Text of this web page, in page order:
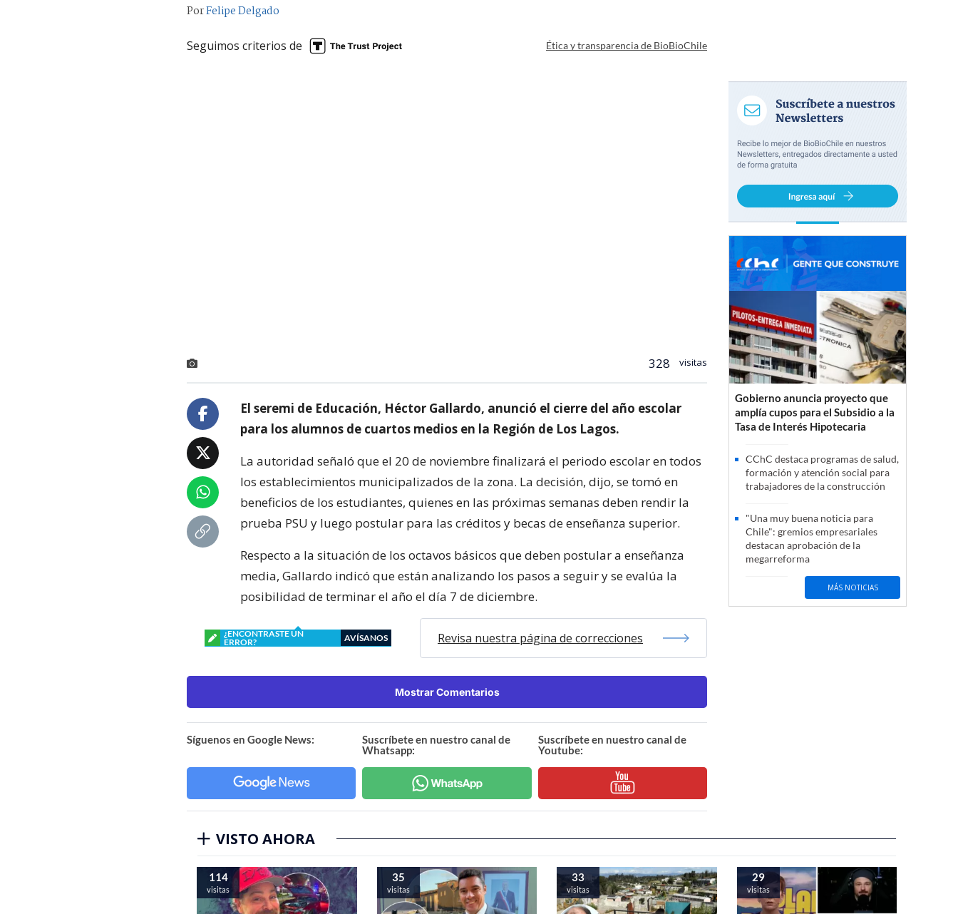
PorFelipe Delgado
Seguimos criterios de Ética y transparencia de BioBioChile
328 visitas
El seremi de Educación, Héctor Gallardo, anunció el cierre del año escolar
para los alumnos de cuartos medios en la Región de Los Lagos.
La autoridad señaló que el 20 de noviembre finalizará el periodo escolar en todos
los establecimientos municipalizados de la zona. La decisión, dijo, se tomó en
beneficios de los estudiantes, quienes en las próximas semanas deben rendir la
prueba PSU y luego postular para las créditos y becas de enseñanza superior.
Respecto a la situación de los octavos básicos que deben postular a enseñanza
media, Gallardo indicó que están analizando los pasos a seguir y se evalúa la
posibilidad de terminar el año el día 7 de diciembre.
¿ENCONTRASTE UN
ERROR?
AVÍSANOS Revisa nuestra página de correcciones
Mostrar Comentarios
Síguenos en Google News:
Suscríbete en nuestro canal de
Whatsapp:
Suscríbete en nuestro canal de
Youtube:
Gobierno anuncia proyecto que
amplía cupos para el Subsidio a la
Tasa de Interés Hipotecaria
CChC destaca programas de salud,
formación y atención social para
trabajadores de la construcción
"Una muy buena noticia para
Chile": gremios empresariales
destacan aprobación de la
megarreforma
MÁS NOTICIAS
VISTO AHORA
114
visitas
35
visitas
33
visitas
29
visitas